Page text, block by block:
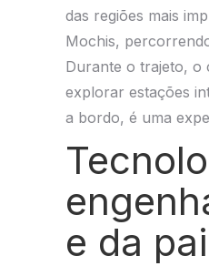
das regiões mais
Mochis,
Durante o trajeto, o
explorar estações
a bordo, é uma
e da